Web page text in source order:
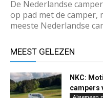
De Nederlandse
op pad met de camper,
meeste Nederlandse
MEEST GELEZEN
NKC:
campers